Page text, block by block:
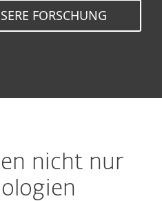
FORSCHUNG
nicht nur